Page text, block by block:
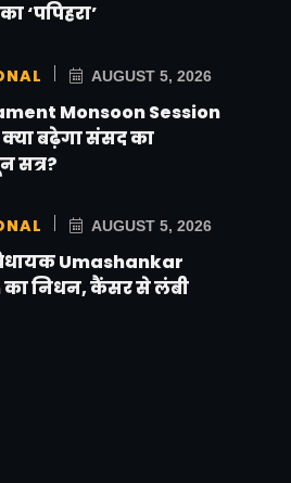
‘पपिहरा’
AUGUST 5, 2026
Monsoon Session
बढ़ेगा संसद का
सत्र?
AUGUST 5, 2026
Umashankar
का निधन, कैंसर से लंबी